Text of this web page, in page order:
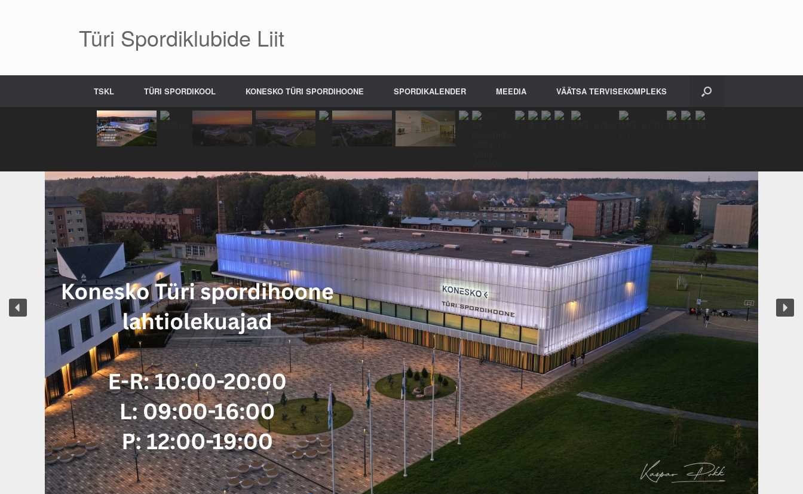
Türi Spordiklubide Liit
TSKL TÜRI SPORDIKOOL KONESKO TÜRI SPORDIHOONE SPORDIKALENDER MEEDIA VÄÄTSA TERVISEKOMPLEKS